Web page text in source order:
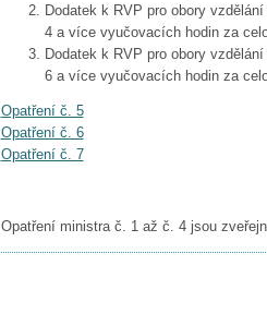
Dodatek k RVP pro obory
4 a více vyučovacích hodin za
Dodatek k RVP pro obory
6 a více vyučovacích hodin za
Opatření č. 5
Opatření č. 6
Opatření č. 7
Opatření ministra č. 1 až č. 4 jsou